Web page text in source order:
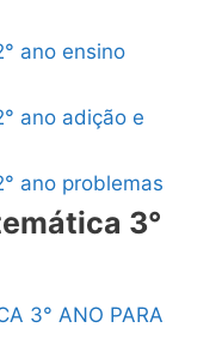
ano ensino
ano adição e
ano problemas
3°
3° ANO PARA